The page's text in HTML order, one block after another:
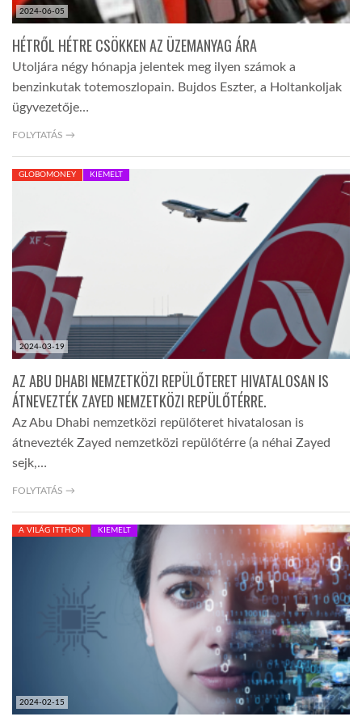
2024-06-05
HÉTRŐL HÉTRE CSÖKKEN AZ ÜZEMANYAG ÁRA
Utoljára négy hónapja jelentek meg ilyen számok a
benzinkutak totemoszlopain. Bujdos Eszter, a Holtankoljak
ügyvezetője…
FOLYTATÁS →
2024-03-19
GLOBOMONEY KIEMELT
AZ ABU DHABI NEMZETKÖZI REPÜLŐTERET HIVATALOSAN IS
ÁTNEVEZTÉK ZAYED NEMZETKÖZI REPÜLŐTÉRRE.
Az Abu Dhabi nemzetközi repülőteret hivatalosan is
átnevezték Zayed nemzetközi repülőtérre (a néhai Zayed
sejk,…
FOLYTATÁS →
2024-02-15
A VILÁG ITTHON KIEMELT